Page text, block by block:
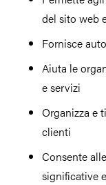
del sito web
Fornisce
Aiuta le
e servizi
Organizza e
clienti
Consente
significative